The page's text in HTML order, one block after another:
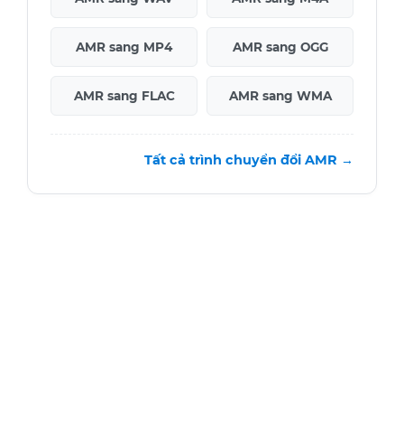
AMR sang MP4 AMR sang OGG
AMR sang FLAC AMR sang WMA
Tất cả trình chuyển đổi AMR →